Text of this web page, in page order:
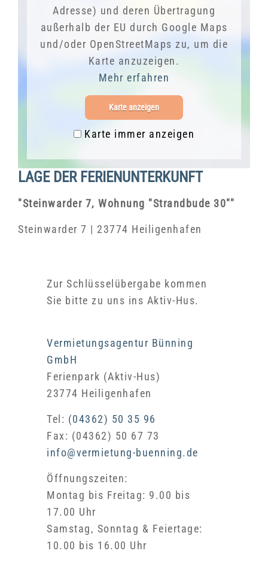
Adresse) und deren Übertragung
außerhalb der EU durch Google Maps
und/oder OpenStreetMaps zu, um die
Karte anzuzeigen.
Mehr erfahren
Karte anzeigen
Karte immer anzeigen
LAGE DER FERIENUNTERKUNFT
"Steinwarder 7, Wohnung "Strandbude 30""
Steinwarder 7 | 23774 Heiligenhafen
Zur Schlüsselübergabe kommen
Sie bitte zu uns ins Aktiv-Hus.
Vermietungsagentur Bünning
GmbH
Ferienpark (Aktiv-Hus)
23774 Heiligenhafen
Tel: (04362) 50 35 96
Fax: (04362) 50 67 73
info@vermietung-buenning.de
Öffnungszeiten:
Montag bis Freitag: 9.00 bis
17.00 Uhr
Samstag, Sonntag & Feiertage:
10.00 bis 16.00 Uhr